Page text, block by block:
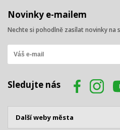
Novinky e-mailem
Nechte si pohodlně zasílat novinky na
Sledujte nás